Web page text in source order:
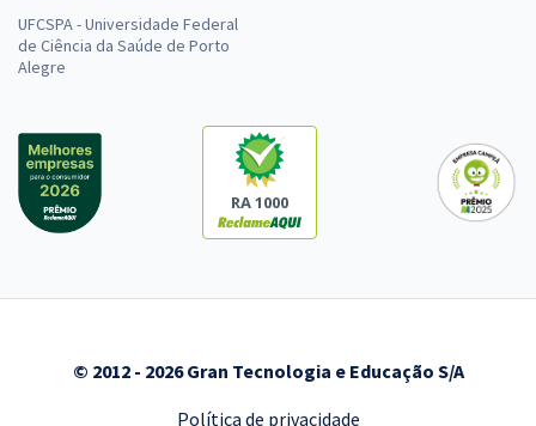
UFCSPA - Universidade Federal
de Ciência da Saúde de Porto
Alegre
RA 1000
© 2012 - 2026 Gran Tecnologia e Educação S/A
Política de privacidade